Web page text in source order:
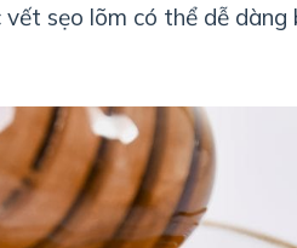
sẹo lõm có thể dễ dàng